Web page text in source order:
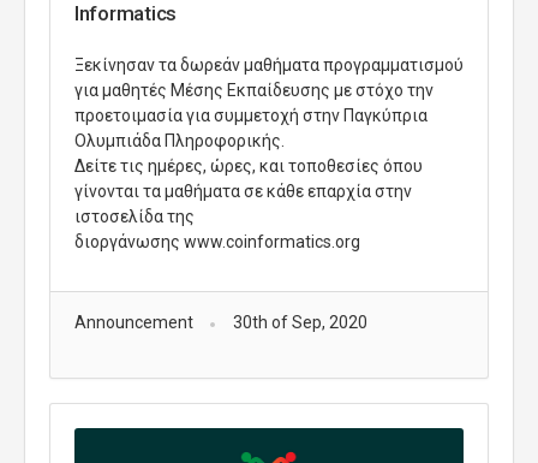
Informatics
Ξεκίνησαν τα δωρεάν μαθήματα προγραμματισμού
για μαθητές Μέσης Εκπαίδευσης με στόχο την
προετοιμασία για συμμετοχή στην Παγκύπρια
Ολυμπιάδα Πληροφορικής.
Δείτε τις ημέρες, ώρες, και τοποθεσίες όπου
γίνονται τα μαθήματα σε κάθε επαρχία στην
ιστοσελίδα της
διοργάνωσης www.coinformatics.org
Announcement 30th of Sep, 2020